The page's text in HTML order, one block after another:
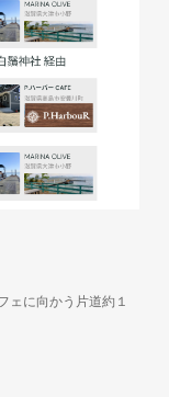
ェに向かう片道約１